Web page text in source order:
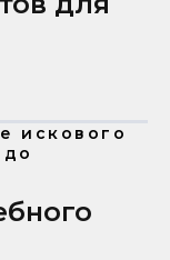
искового